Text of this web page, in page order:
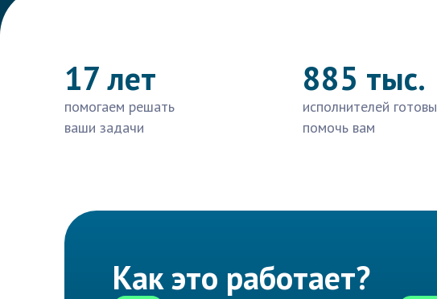
17 лет
помогаем решать
ваши задачи
885 тыс.
исполнителей готовы
помочь вам
Как это работает?